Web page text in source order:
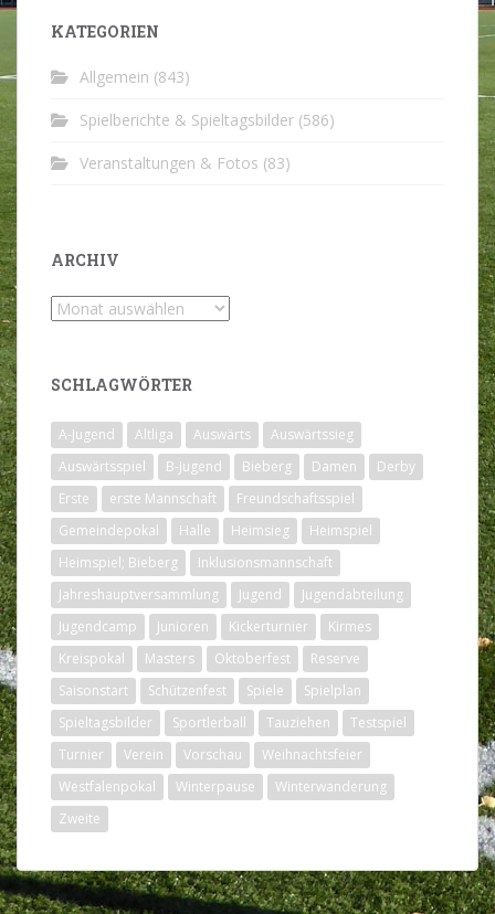
KATEGORIEN
Allgemein (843)
Spielberichte & Spieltagsbilder (586)
Veranstaltungen & Fotos (83)
ARCHIV
Archiv
SCHLAGWÖRTER
A-Jugend Altliga Auswärts
Auswärtssieg
Auswärtsspiel
B-Jugend Bieberg Damen
Derby
Erste
erste Mannschaft
Freundschaftsspiel
Gemeindepokal
Halle Heimsieg
Heimspiel
Heimspiel; Bieberg
Inklusionsmannschaft
Jahreshauptversammlung
Jugend
Jugendabteilung
Jugendcamp
Junioren Kickerturnier
Kirmes
Kreispokal
Masters Oktoberfest
Reserve
Saisonstart
Schützenfest Spiele
Spielplan
Spieltagsbilder
Sportlerball Tauziehen
Testspiel
Turnier
Verein Vorschau
Weihnachtsfeier
Westfalenpokal
Winterpause
Winterwanderung
Zweite